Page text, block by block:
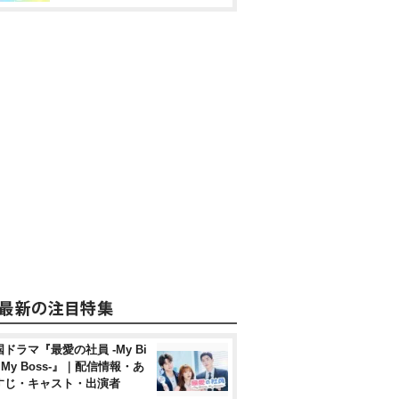
ドラマ『最愛の社員 -My Bi
Boss-』｜配信情報・あ
じ・キャスト・出演者